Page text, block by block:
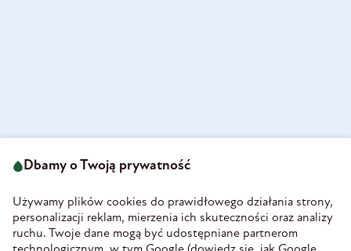
58-160 Świebodzice
REGON 890213034
INFORMACJE
Dbamy o Twoją prywatność
Używamy plików cookies do prawidłowego działania strony,
personalizacji reklam, mierzenia ich skuteczności oraz analizy
ruchu. Twoje dane mogą być udostępniane partnerom